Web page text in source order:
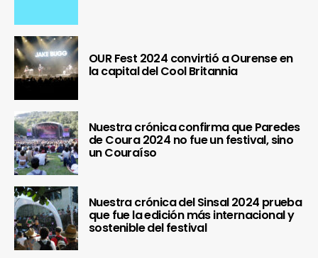
OUR Fest 2024 convirtió a Ourense en
la capital del Cool Britannia
Nuestra crónica confirma que Paredes
de Coura 2024 no fue un festival, sino
un Couraíso
Nuestra crónica del Sinsal 2024 prueba
que fue la edición más internacional y
sostenible del festival